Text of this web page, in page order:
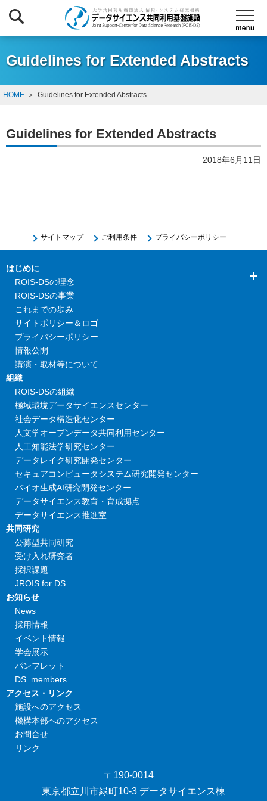
Guidelines for Extended Abstracts
HOME Guidelines for Extended Abstracts
Guidelines for Extended Abstracts
2018年6月11日
サイトマップ ご利用条件 プライバシーポリシー
はじめに
ROIS-DSの理念
ROIS-DSの事業
これまでの歩み
サイトポリシー＆ロゴ
プライバシーポリシー
情報公開
講演・取材等について
組織
ROIS-DSの組織
極域環境データサイエンスセンター
社会データ構造化センター
人文学オープンデータ共同利用センター
人工知能法学研究センター
データレイク研究開発センター
セキュアコンピュータシステム研究開発センター
バイオ生成AI研究開発センター
データサイエンス教育・育成拠点
データサイエンス推進室
共同研究
公募型共同研究
受け入れ研究者
採択課題
JROIS for DS
お知らせ
News
採用情報
イベント情報
学会展示
パンフレット
DS_members
アクセス・リンク
施設へのアクセス
機構本部へのアクセス
お問合せ
リンク
〒190-0014
東京都立川市緑町10-3 データサイエンス棟